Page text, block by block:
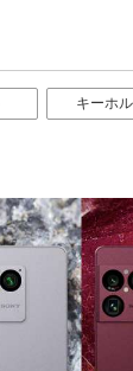
キーホ